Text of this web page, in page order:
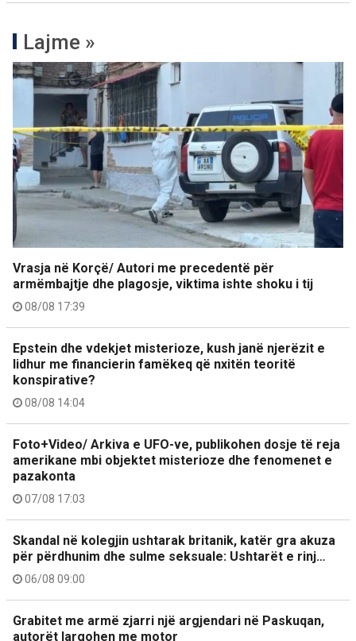
Lajme »
Vrasja në Korçë/ Autori me precedentë për
armëmbajtje dhe plagosje, viktima ishte shoku i tij
08/08 17:39
Epstein dhe vdekjet misterioze, kush janë njerëzit e
lidhur me financierin famëkeq që nxitën teoritë
konspirative?
08/08 14:04
Foto+Video/ Arkiva e UFO-ve, publikohen dosje të reja
amerikane mbi objektet misterioze dhe fenomenet e
pazakonta
07/08 17:03
Skandal në kolegjin ushtarak britanik, katër gra akuza
për përdhunim dhe sulme seksuale: Ushtarët e rinj…
06/08 09:00
Grabitet me armë zjarri një argjendari në Paskuqan,
autorët largohen me motor